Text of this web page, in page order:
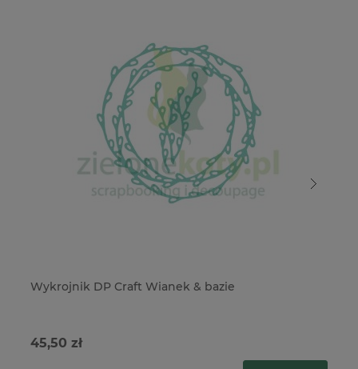
Wykrojnik DP Craft Wianek & bazie
45,50 zł